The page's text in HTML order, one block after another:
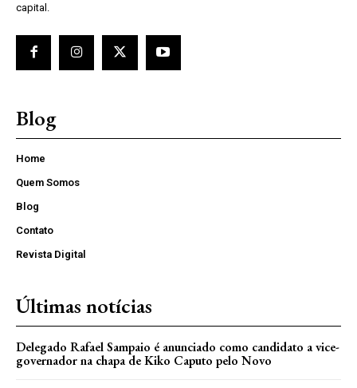
capital.
Blog
Home
Quem Somos
Blog
Contato
Revista Digital
Últimas notícias
Delegado Rafael Sampaio é anunciado como candidato a vice-
governador na chapa de Kiko Caputo pelo Novo